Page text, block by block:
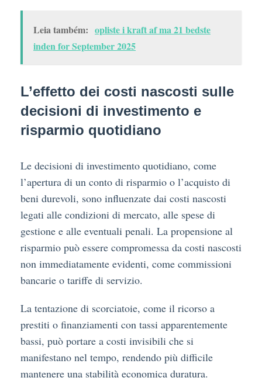
Leia também: opliste i kraft af ma 21 bedste
inden for September 2025
L’effetto dei costi nascosti sulle
decisioni di investimento e
risparmio quotidiano
Le decisioni di investimento quotidiano, come
l’apertura di un conto di risparmio o l’acquisto di
beni durevoli, sono influenzate dai costi nascosti
legati alle condizioni di mercato, alle spese di
gestione e alle eventuali penali. La propensione al
risparmio può essere compromessa da costi nascosti
non immediatamente evidenti, come commissioni
bancarie o tariffe di servizio.
La tentazione di scorciatoie, come il ricorso a
prestiti o finanziamenti con tassi apparentemente
bassi, può portare a costi invisibili che si
manifestano nel tempo, rendendo più difficile
mantenere una stabilità economica duratura.